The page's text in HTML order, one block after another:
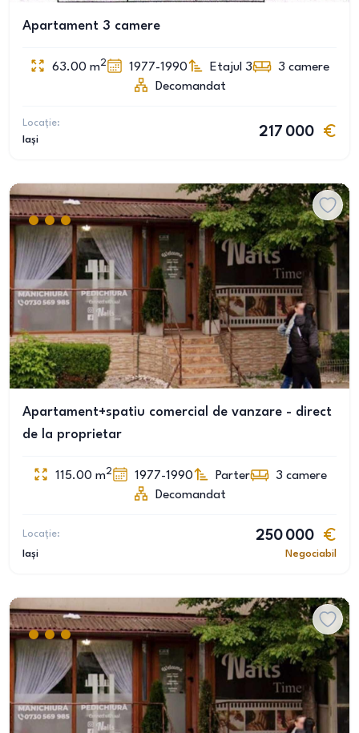
Apartament 3 camere
63.00 m2 1977-1990 Etajul 3 3 camere
Decomandat
Locație:
Iași
217 000
Apartament+spatiu comercial de vanzare - direct
de la proprietar
115.00 m2 1977-1990 Parter 3 camere
Decomandat
Locație:
Iași
250 000
Negociabil